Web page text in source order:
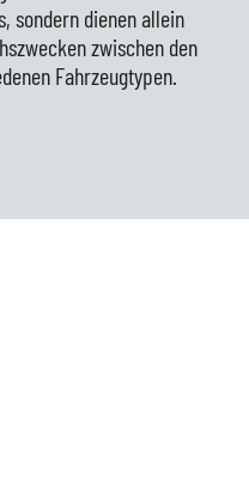
sondern dienen allein
zwischen den
Fahrzeugtypen.